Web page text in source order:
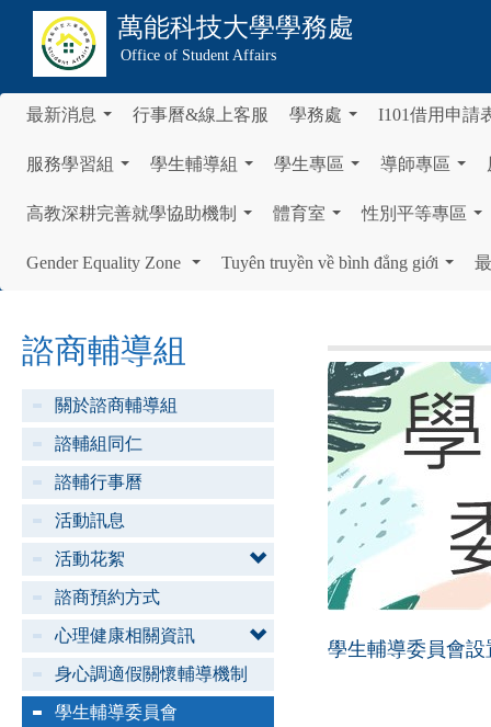
萬能科技大學學務處
Office of Student Affairs
最新消息 行事曆&線上客服 學務處 I101借用申請
服務學習組 學生輔導組 學生專區 導師專區
高教深耕完善就學協助機制 體育室 性別平等專區
Gender Equality Zone
Tuyên truyền về bình đẳng giới
諮商輔導組
關於諮商輔導組
諮輔組同仁
諮輔行事曆
活動訊息
活動花絮
諮商預約方式
心理健康相關資訊
身心調適假關懷輔導機制
學生輔導委員會
學生輔導委員會設